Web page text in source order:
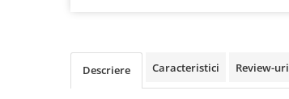
Descriere Caracteristici Review-uri